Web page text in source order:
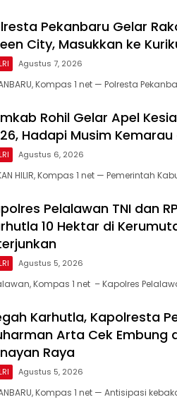
Pekanbaru Gelar
City, Masukkan ke
Agustus 7, 2026
Kompas 1 net — Polresta
Rohil Gelar Apel
Hadapi Musim Kemarau
Agustus 6, 2026
HILIR, Kompas 1 net — Pemerintah
Pelalawan TNI dan
10 Hektar di
Agustus 5, 2026
Kompas 1 net – Kapolres
Karhutla, Kapolresta
Arta Cek Embung
Raya
Agustus 5, 2026
Kompas 1 net — Antisipasi